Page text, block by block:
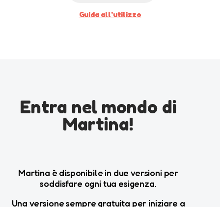
Guida all’utilizzo
Entra nel mondo di
Martina!
Martina è disponibile in due versioni per
soddisfare ogni tua esigenza.
Una versione sempre gratuita per iniziare a